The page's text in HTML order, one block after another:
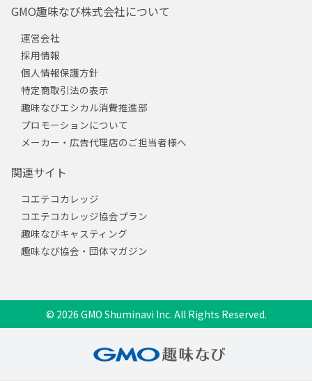
GMO趣味なび株式会社について
運営会社
採用情報
個人情報保護方針
特定商取引法の表示
趣味なびエシカル消費推進部
プロモーションについて
メーカー・広告代理店のご担当者様へ
関連サイト
コエテコカレッジ
コエテコカレッジ協会プラン
趣味なびキャスティング
趣味なび協会・団体マガジン
© 2026 GMO Shuminavi Inc. All Rights Reserved.